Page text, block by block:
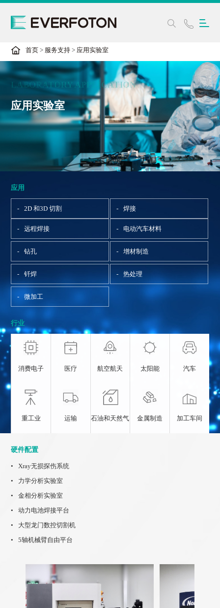
首页 > 服务支持 > 应用实验室
LABORATORY APPLICATION
应用实验室
应用
2D 和3D 切割 焊接
远程焊接 电动汽车材料
钻孔 增材制造
钎焊 热处理
微加工
行业
消费电子 医疗 航空航天 太阳能 汽车
重工业 运输 石油和天然气 金属制造 加工车间
硬件配置
Xray无损探伤系统
力学分析实验室
金相分析实验室
动力电池焊接平台
大型龙门数控切割机
5轴机械臂自由平台